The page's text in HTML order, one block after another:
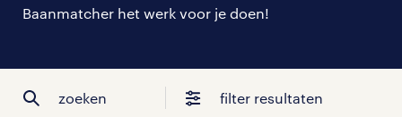
over randstad
Baanmatcher het werk voor je doen!
zoeken filter resultaten